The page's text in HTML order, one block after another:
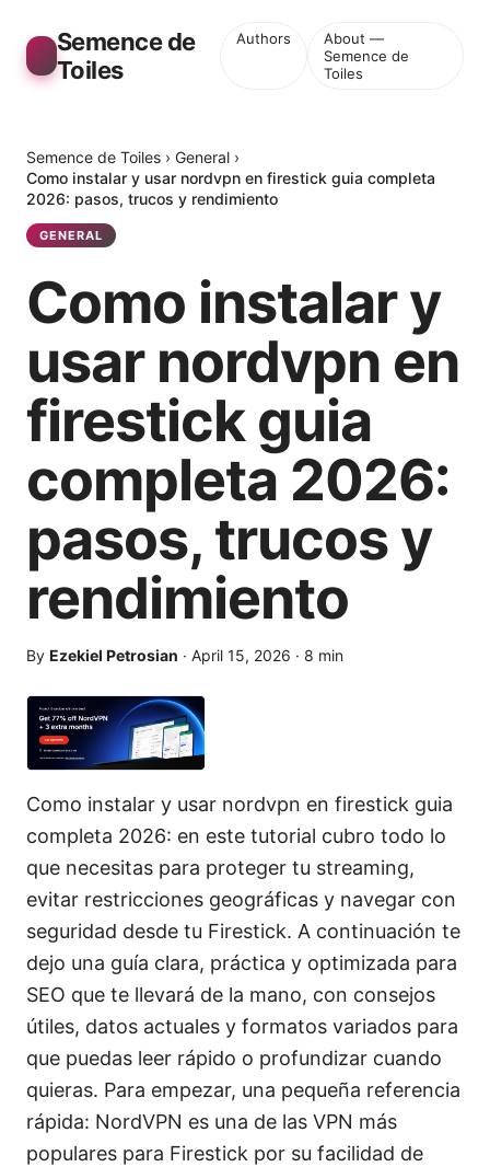
Semence de
Toiles
Authors
About —
Semence de
Toiles
Semence de Toiles › General ›
Como instalar y usar nordvpn en firestick guia completa
2026: pasos, trucos y rendimiento
GENERAL
Como instalar y
usar nordvpn en
firestick guia
completa 2026:
pasos, trucos y
rendimiento
By Ezekiel Petrosian · April 15, 2026 · 8 min
Como instalar y usar nordvpn en firestick guia
completa 2026: en este tutorial cubro todo lo
que necesitas para proteger tu streaming,
evitar restricciones geográficas y navegar con
seguridad desde tu Firestick. A continuación te
dejo una guía clara, práctica y optimizada para
SEO que te llevará de la mano, con consejos
útiles, datos actuales y formatos variados para
que puedas leer rápido o profundizar cuando
quieras. Para empezar, una pequeña referencia
rápida: NordVPN es una de las VPN más
populares para Firestick por su facilidad de